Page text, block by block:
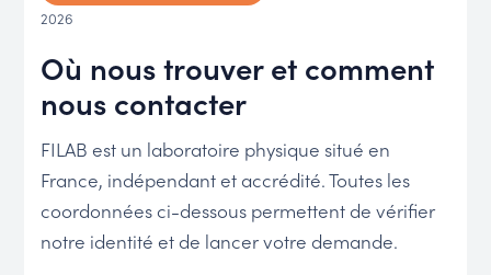
2026
Où nous trouver et comment
nous contacter
FILAB est un laboratoire physique situé en
France, indépendant et accrédité. Toutes les
coordonnées ci-dessous permettent de vérifier
notre identité et de lancer votre demande.